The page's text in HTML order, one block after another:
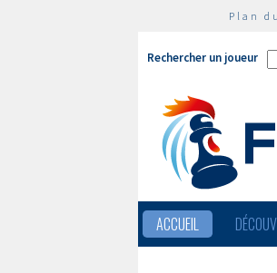
Plan
Rechercher un joueur
ACCUEIL